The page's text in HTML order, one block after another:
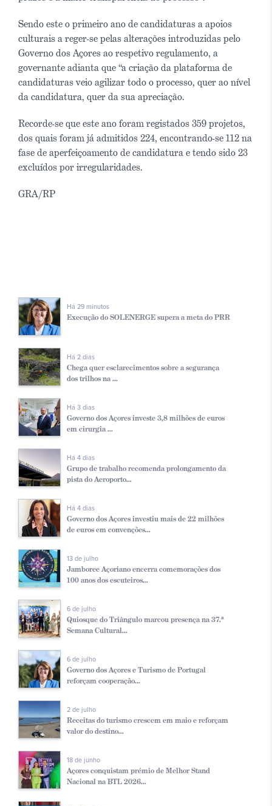
Sendo este o primeiro ano de candidaturas a apoios
culturais a reger-se pelas alterações introduzidas pelo
Governo dos Açores ao respetivo regulamento, a
governante adianta que “a criação da plataforma de
candidaturas veio agilizar todo o processo, quer ao nível
da candidatura, quer da sua apreciação.
Recorde-se que este ano foram registados 359 projetos,
dos quais foram já admitidos 224, encontrando-se 112 na
fase de aperfeiçoamento de candidatura e tendo sido 23
excluídos por irregularidades.
GRA/RP
Há 29 minutos
Execução do SOLENERGE supera a meta do PRR
Há 2 dias
Chega quer esclarecimentos sobre a segurança
dos trilhos na ...
Há 3 dias
Governo dos Açores investe 3,8 milhões de euros
em cirurgia ...
Há 4 dias
Grupo de trabalho recomenda prolongamento da
pista do Aeroporto...
Há 4 dias
Governo dos Açores investiu mais de 22 milhões
de euros em convenções...
13 de julho
Jamboree Açoriano encerra comemorações dos
100 anos dos escuteiros...
6 de julho
Quiosque do Triângulo marcou presença na 37.ª
Semana Cultural...
6 de julho
Governo dos Açores e Turismo de Portugal
reforçam cooperação...
2 de julho
Receitas do turismo crescem em maio e reforçam
valor do destino...
18 de junho
Açores conquistam prémio de Melhor Stand
Nacional na BTL 2026...